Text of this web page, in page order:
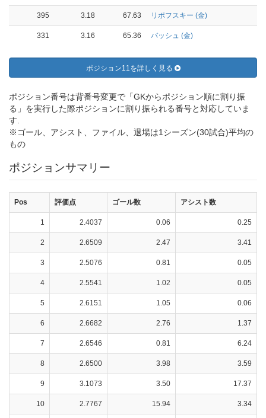
395 3.18 67.63 リポフスキー (金)
331 3.16 65.36 バッシュ (金)
ポジション11を詳しく見る
ポジション番号は背番号変更で「GKからポジション順に割り振
る」を実行した際ポジションに割り振られる番号と対応していま
す.
※ゴール、アシスト、ファイル、退場は1シーズン(30試合)平均の
もの
ポジションサマリー
Pos 評価点 ゴール数 アシスト数
1 2.4037 0.06 0.25
2 2.6509 2.47 3.41
3 2.5076 0.81 0.05
4 2.5541 1.02 0.05
5 2.6151 1.05 0.06
6 2.6682 2.76 1.37
7 2.6546 0.81 6.24
8 2.6500 3.98 3.59
9 3.1073 3.50 17.37
10 2.7767 15.94 3.34